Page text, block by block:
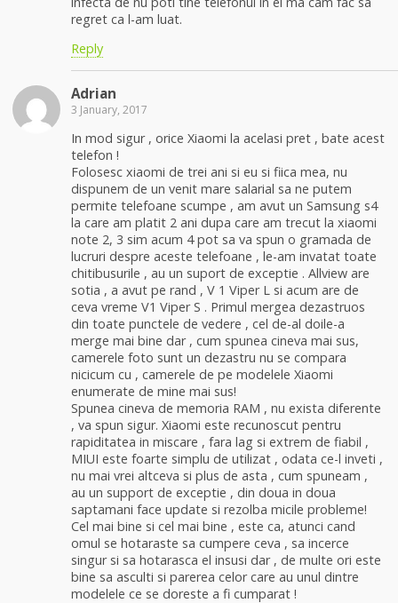
regret ca l-am luat.
Reply
Adrian
3 January, 2017
In mod sigur , orice Xiaomi la acelasi pret , bate acest
telefon !
Folosesc xiaomi de trei ani si eu si fiica mea, nu
dispunem de un venit mare salarial sa ne putem
permite telefoane scumpe , am avut un Samsung s4
la care am platit 2 ani dupa care am trecut la xiaomi
note 2, 3 sim acum 4 pot sa va spun o gramada de
lucruri despre aceste telefoane , le-am invatat toate
chitibusurile , au un suport de exceptie . Allview are
sotia , a avut pe rand , V 1 Viper L si acum are de
ceva vreme V1 Viper S . Primul mergea dezastruos
din toate punctele de vedere , cel de-al doile-a
merge mai bine dar , cum spunea cineva mai sus,
camerele foto sunt un dezastru nu se compara
nicicum cu , camerele de pe modelele Xiaomi
enumerate de mine mai sus!
Spunea cineva de memoria RAM , nu exista diferente
, va spun sigur. Xiaomi este recunoscut pentru
rapiditatea in miscare , fara lag si extrem de fiabil ,
MIUI este foarte simplu de utilizat , odata ce-l inveti ,
nu mai vrei altceva si plus de asta , cum spuneam ,
au un support de exceptie , din doua in doua
saptamani face update si rezolba micile probleme!
Cel mai bine si cel mai bine , este ca, atunci cand
omul se hotaraste sa cumpere ceva , sa incerce
singur si sa hotarasca el insusi dar , de multe ori este
bine sa asculti si parerea celor care au unul dintre
modelele ce se doreste a fi cumparat !